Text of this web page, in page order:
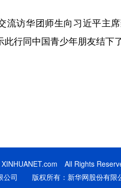
华团师生向习近平主席
行同中国青少年朋友结下
All Rights
公司 版权所有：新华网股份有限